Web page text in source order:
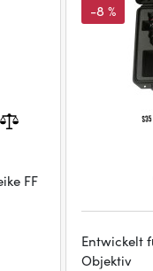
FF
-8 %
Entwickelt
Objektiv